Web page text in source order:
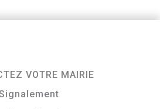
VOTRE MAIRIE